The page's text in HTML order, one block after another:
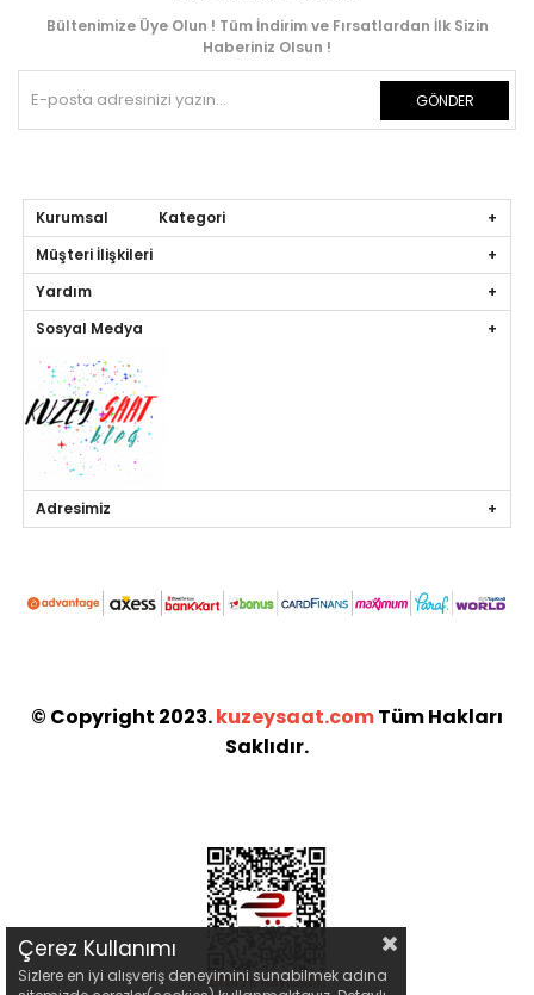
Bültenimize Üye Olun ! Tüm İndirim ve Fırsatlardan İlk Sizin
Haberiniz Olsun !
GÖNDER
Kurumsal Kategori
Müşteri İlişkileri
Yardım
Sosyal Medya
Adresimiz
© Copyright 2023.kuzeysaat.comTüm Hakları
Saklıdır.
Çerez Kullanımı
Sizlere en iyi alışveriş deneyimini sunabilmek adına